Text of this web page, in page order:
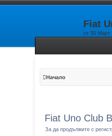
Fiat
от 30 Март
Начало
Fiat Uno Club
За да продължите с